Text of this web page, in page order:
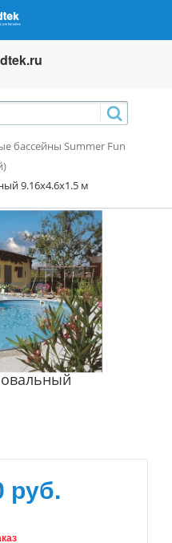
бассейны Summer Fun
9.16x4.6x1.5 м
руб.